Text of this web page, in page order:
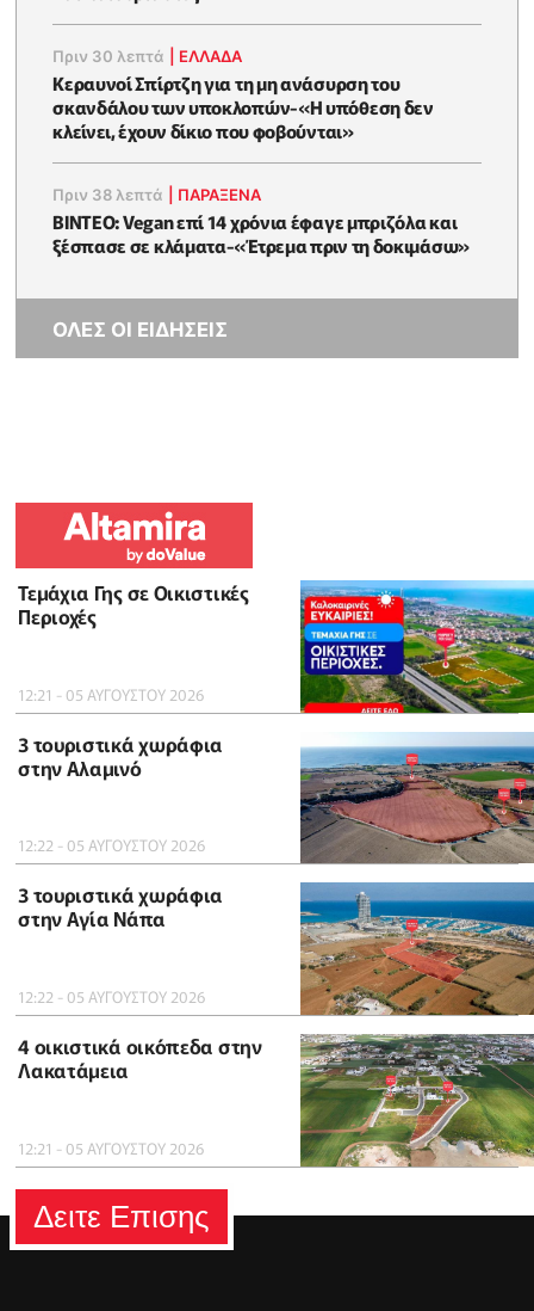
Πριν 30 λεπτά ΕΛΛΑΔΑ
Κεραυνοί Σπίρτζη για τη μη ανάσυρση του
σκανδάλου των υποκλοπών-«Η υπόθεση δεν
κλείνει, έχουν δίκιο που φοβούνται»
Πριν 38 λεπτά ΠΑΡΑΞΕΝΑ
ΒΙΝΤΕΟ: Vegan επί 14 χρόνια έφαγε μπριζόλα και
ξέσπασε σε κλάματα-«Έτρεμα πριν τη δοκιμάσω»
ΟΛΕΣ ΟΙ ΕΙΔΗΣΕΙΣ
Τεμάχια Γης σε Οικιστικές
Περιοχές
12:21 - 05 ΑΥΓΟΥΣΤΟΥ 2026
3 τουριστικά χωράφια
στην Αλαμινό
12:22 - 05 ΑΥΓΟΥΣΤΟΥ 2026
3 τουριστικά χωράφια
στην Αγία Νάπα
12:22 - 05 ΑΥΓΟΥΣΤΟΥ 2026
4 οικιστικά οικόπεδα στην
Λακατάμεια
12:21 - 05 ΑΥΓΟΥΣΤΟΥ 2026
Δειτε Επισης